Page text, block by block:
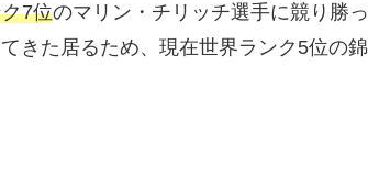
7位のマリン・チリッチ選手に競り勝っ
きた居るため、現在世界ランク5位の錦